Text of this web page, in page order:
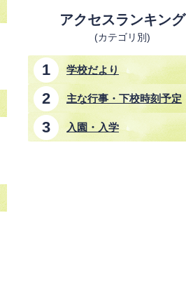
アクセスランキング
(カテゴリ別)
学校だより
主な行事・下校時刻予定
入園・入学